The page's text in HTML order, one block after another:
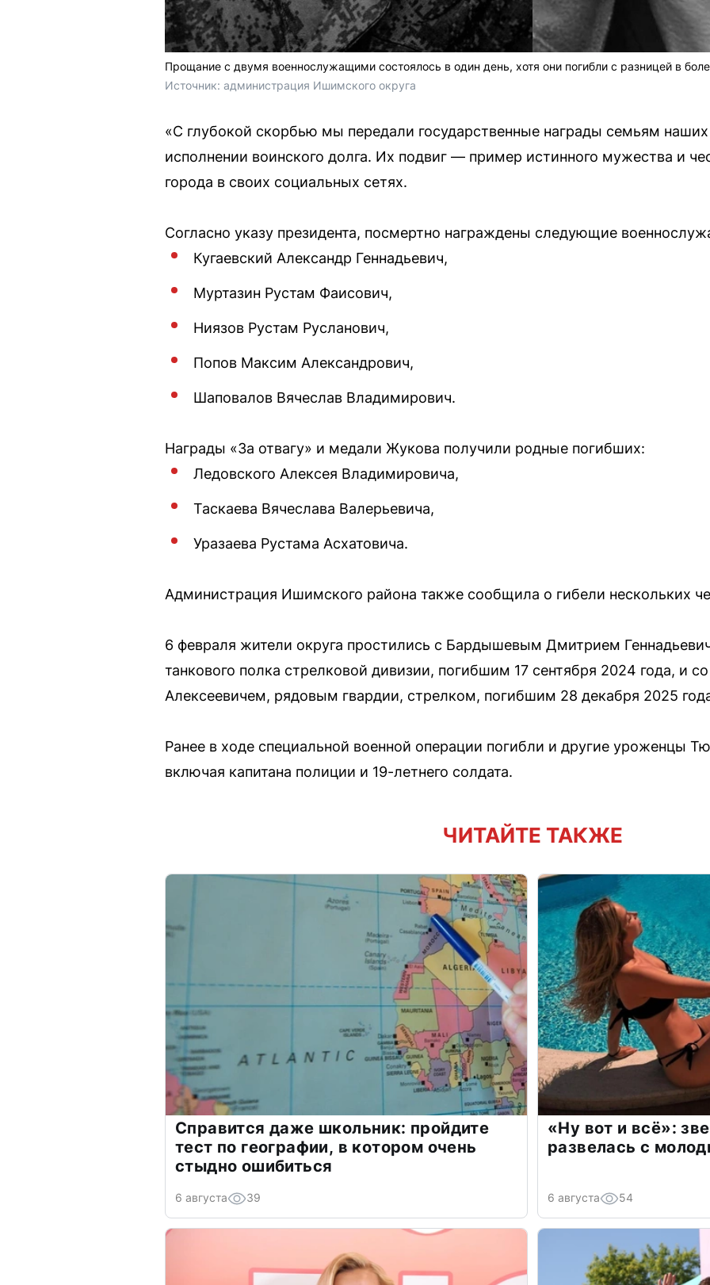
Прощание с двумя военнослужащими состоялось в один день, хотя они погибли с разницей в
Источник: администрация Ишимского округа
«С глубокой скорбью мы передали государственные награды семьям
исполнении воинского долга. Их подвиг — пример истинного мужества и
города в своих социальных сетях.
Согласно указу президента, посмертно награждены следующие
Кугаевский Александр Геннадьевич,
Муртазин Рустам Фаисович,
Ниязов Рустам Русланович,
Попов Максим Александрович,
Шаповалов Вячеслав Владимирович.
Награды «За отвагу» и медали Жукова получили родные погибших:
Ледовского Алексея Владимировича,
Таскаева Вячеслава Валерьевича,
Уразаева Рустама Асхатовича.
Администрация Ишимского района также сообщила о гибели нескольких
6 февраля жители округа простились с Бардышевым Дмитрием
танкового полка стрелковой дивизии, погибшим 17 сентября 2024 года, и
Алексеевичем, рядовым гвардии, стрелком, погибшим 28 декабря 2025
Ранее в ходе специальной военной операции погибли и другие уроженцы
включая капитана полиции и 19-летнего солдата.
ЧИТАЙТЕ ТАКЖЕ
Справится даже школьник: пройдите
тест по географии, в котором очень
стыдно ошибиться
6 августа 39
«Ну вот и всё»:
развелась с
6 августа 54